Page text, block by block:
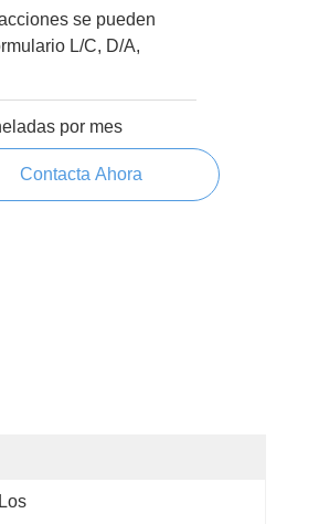
se pueden
L/C, D/A,
por mes
Contacta Ahora